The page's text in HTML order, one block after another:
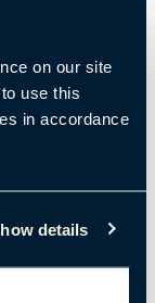
on our site
use this
in accordance
details